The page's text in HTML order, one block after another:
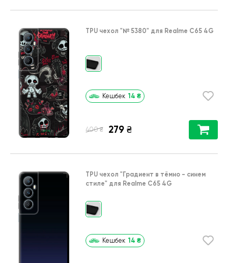
TPU чехол "№ 5380" для Realme C65 4G
Кешбек 14 ₴
400 ₴ 279 ₴
TPU чехол "Градиент в тёмно - синем
стиле" для Realme C65 4G
Кешбек 14 ₴